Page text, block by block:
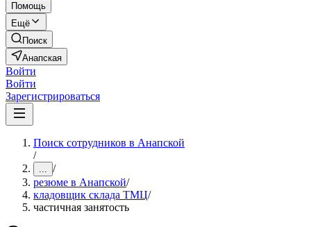
Помощь
Ещё
Поиск
Анапская
Войти
Войти
Зарегистрироваться
Поиск сотрудников в Анапской
/
... /
резюме в Анапской/
кладовщик склада ТМЦ/
частичная занятость